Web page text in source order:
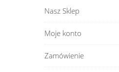
Nasz Sklep
Moje konto
Zamówienie